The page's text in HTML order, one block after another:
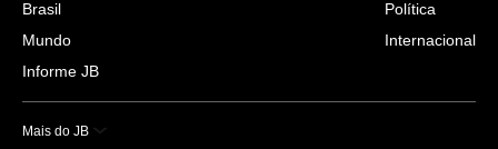
Brasil
Mundo
Informe JB
Política
Internacional
Mais do JB